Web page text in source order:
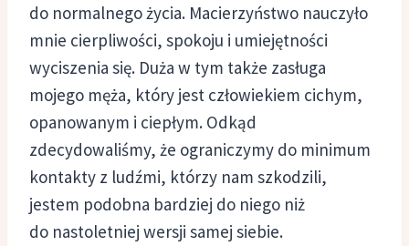
do normalnego życia. Macierzyństwo nauczyło
mnie cierpliwości, spokoju i umiejętności
wyciszenia się. Duża w tym także zasługa
mojego męża, który jest człowiekiem cichym,
opanowanym i ciepłym. Odkąd
zdecydowaliśmy, że ograniczymy do minimum
kontakty z ludźmi, którzy nam szkodzili,
jestem podobna bardziej do niego niż
do nastoletniej wersji samej siebie.